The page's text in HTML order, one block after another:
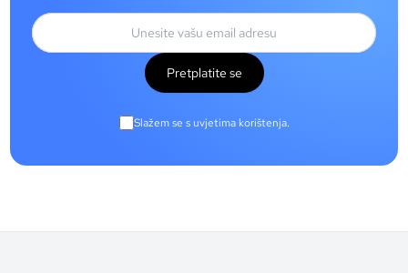
Pretplatite se
Slažem se s uvjetima korištenja.